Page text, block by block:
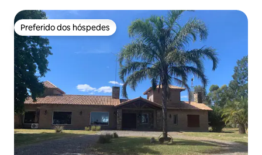
Preferido dos hóspedes
Preferido dos hóspedes